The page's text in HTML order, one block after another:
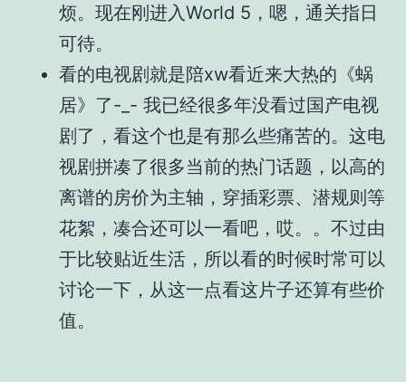
烦。现在刚进入World 5，嗯，通关指日
可待。
看的电视剧就是陪xw看近来大热的《蜗
居》了-_- 我已经很多年没看过国产电视
剧了，看这个也是有那么些痛苦的。这电
视剧拼凑了很多当前的热门话题，以高的
离谱的房价为主轴，穿插彩票、潜规则等
花絮，凑合还可以一看吧，哎。。不过由
于比较贴近生活，所以看的时候时常可以
讨论一下，从这一点看这片子还算有些价
值。